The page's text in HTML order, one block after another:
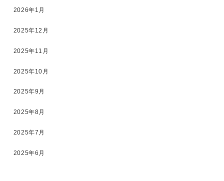
2026年1月
2025年12月
2025年11月
2025年10月
2025年9月
2025年8月
2025年7月
2025年6月